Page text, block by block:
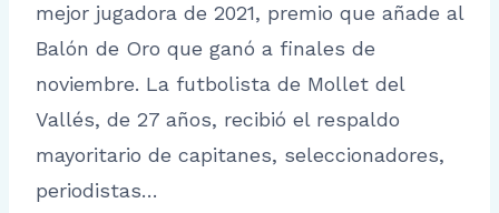
mejor jugadora de 2021, premio que añade al
Balón de Oro que ganó a finales de
noviembre. La futbolista de Mollet del
Vallés, de 27 años, recibió el respaldo
mayoritario de capitanes, seleccionadores,
periodistas…